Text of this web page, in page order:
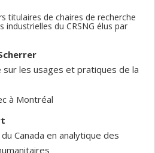
titulaires de chaires de recherche
industrielles du CRSNG élus par
sur les usages et pratiques de la
à Montréal
Canada en analytique des